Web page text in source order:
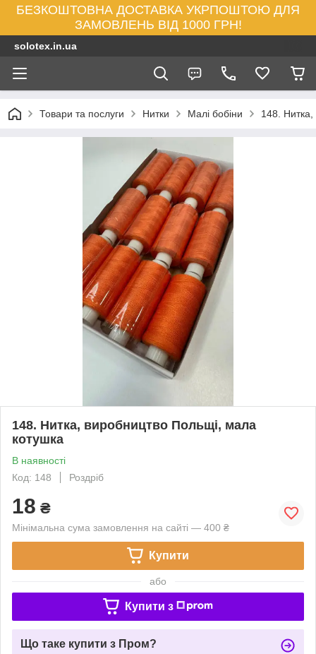
БЕЗКОШТОВНА ДОСТАВКА УКРПОШТОЮ ДЛЯ
ЗАМОВЛЕНЬ ВІД 1000 ГРН!
solotex.in.ua
Товари та послуги Нитки Малі бобіни 148.
148. Нитка, виробництво Польщі, мала
котушка
В наявності
Код: 148
Роздріб
18 ₴
Мінімальна сума замовлення на сайті — 400 ₴
Купити
або
Купити з
Що таке купити з Пром?